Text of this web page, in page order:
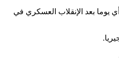
فتم اقتراح إسم الديبلوماسية الأمريكية في الفاتح من مارس لهذا العام، كي يوافق عليها الكونغرس الأمريكي يوم 27 جويلية، أي يوما بعد الإنقلاب العسكري في